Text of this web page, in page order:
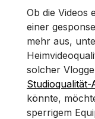
Ob die Videos
einer
mehr aus,
solcher
könnte,
sperrigem